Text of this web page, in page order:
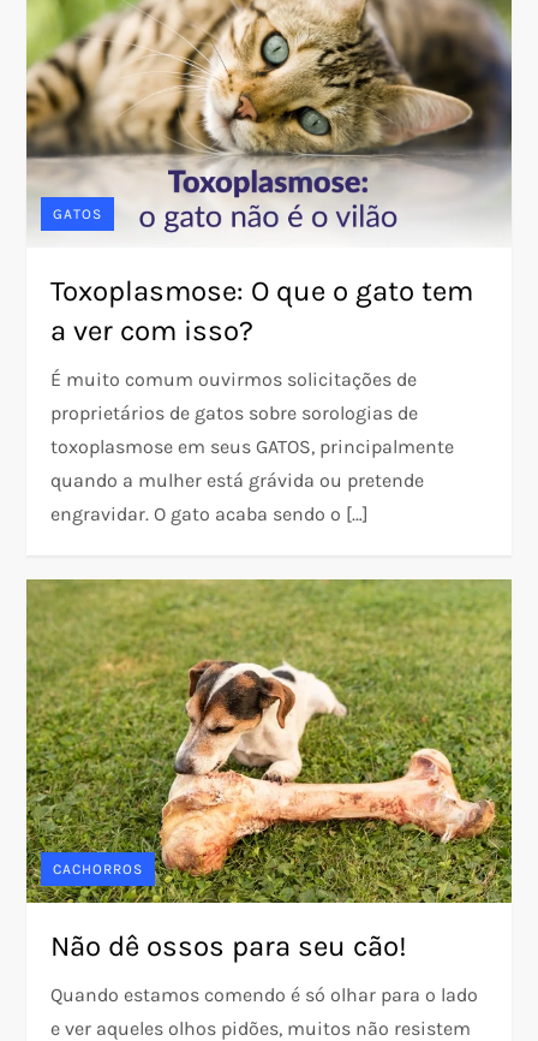
GATOS
Toxoplasmose: O que o gato tem
a ver com isso?
É muito comum ouvirmos solicitações de
proprietários de gatos sobre sorologias de
toxoplasmose em seus GATOS, principalmente
quando a mulher está grávida ou pretende
engravidar. O gato acaba sendo o […]
CACHORROS
Não dê ossos para seu cão!
Quando estamos comendo é só olhar para o lado
e ver aqueles olhos pidões, muitos não resistem